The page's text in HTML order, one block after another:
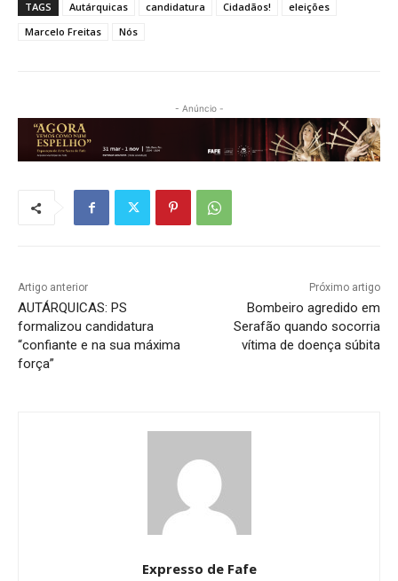
TAGS Autárquicas candidatura Cidadãos!
eleições
Marcelo Freitas
Nós
- Anúncio -
Artigo anterior
AUTÁRQUICAS: PS
formalizou candidatura
“confiante e na sua máxima
força”
Próximo artigo
Bombeiro agredido em
Serafão quando socorria
vítima de doença súbita
Expresso de Fafe